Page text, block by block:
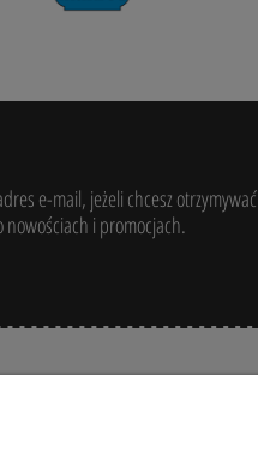
e-mail, jeżeli chcesz otrzymywać
nowościach i promocjach.
POMOC